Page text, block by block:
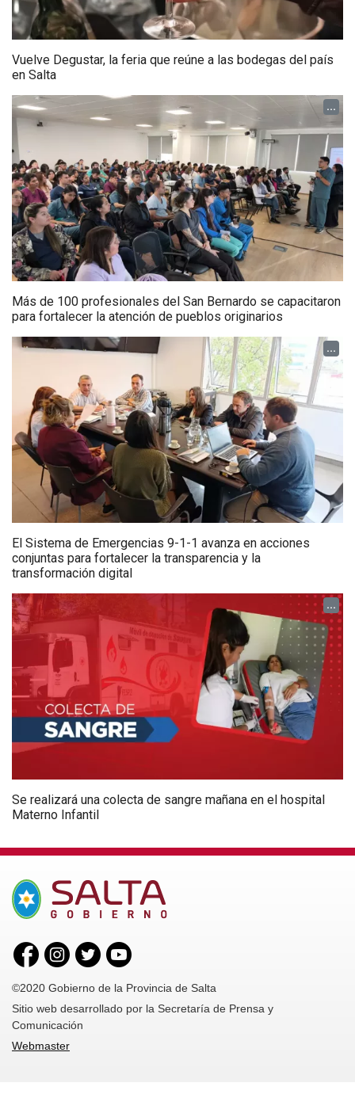
Vuelve Degustar, la feria que reúne a las bodegas del país
en Salta
...
Más de 100 profesionales del San Bernardo se capacitaron
para fortalecer la atención de pueblos originarios
...
El Sistema de Emergencias 9-1-1 avanza en acciones
conjuntas para fortalecer la transparencia y la
transformación digital
...
Se realizará una colecta de sangre mañana en el hospital
Materno Infantil
©2020 Gobierno de la Provincia de Salta
Sitio web desarrollado por la Secretaría de Prensa y
Comunicación
Webmaster